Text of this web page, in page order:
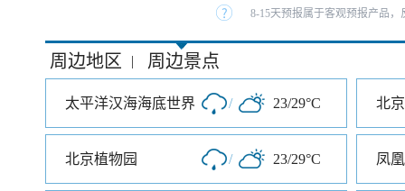
8-15天预报属于客观预报产品
周边地区 | 周边景点
太平洋汉海海底世界 / 23/29°C 北
北京植物园 / 23/29°C